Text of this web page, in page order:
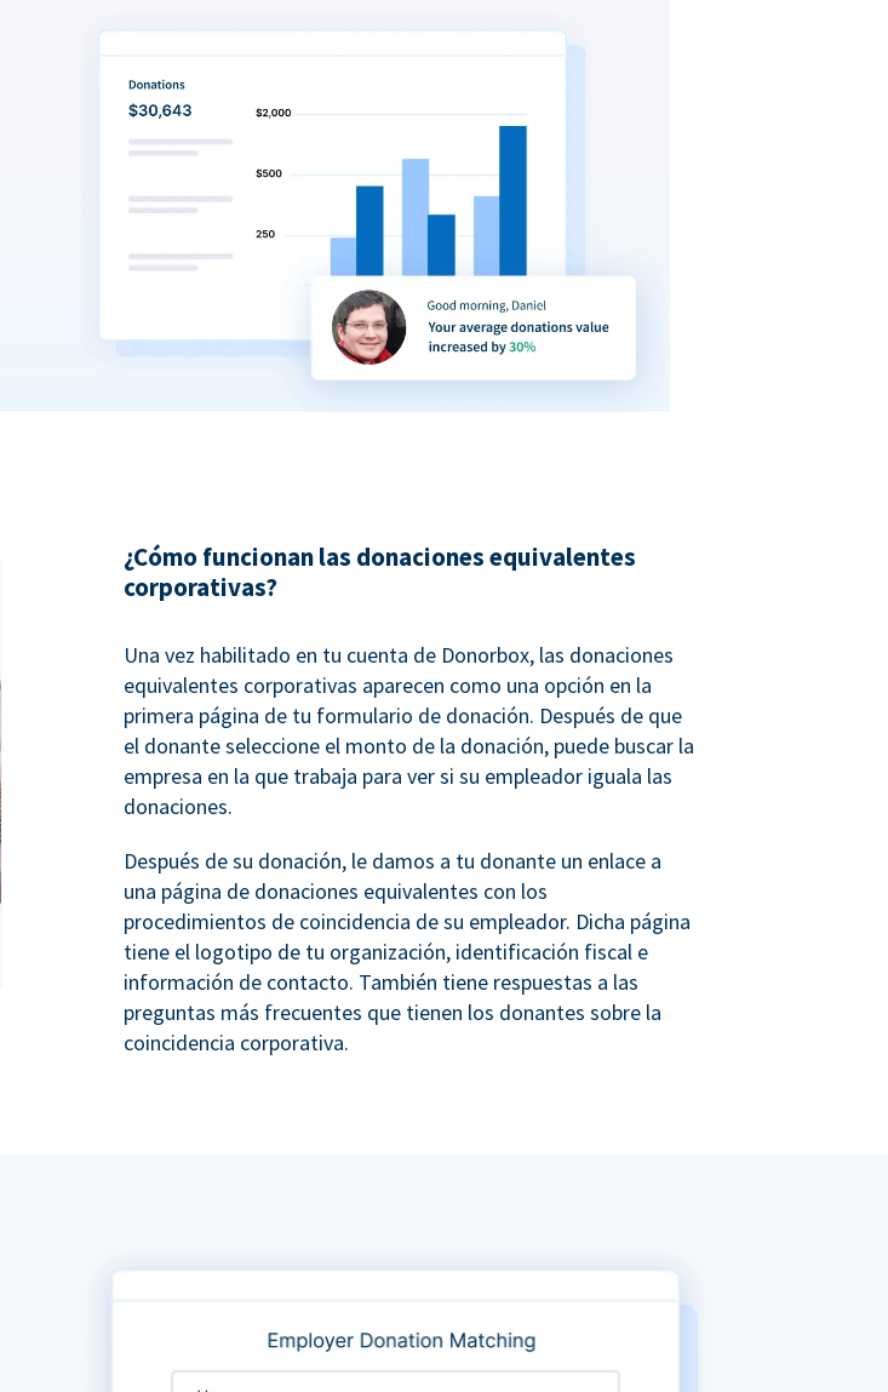
¿Cómo funcionan las donaciones equivalentes
corporativas?
Una vez habilitado en tu cuenta de Donorbox, las donaciones
equivalentes corporativas aparecen como una opción en la
primera página de tu formulario de donación. Después de que
el donante seleccione el monto de la donación, puede buscar la
empresa en la que trabaja para ver si su empleador iguala las
donaciones.
Después de su donación, le damos a tu donante un enlace a
una página de donaciones equivalentes con los
procedimientos de coincidencia de su empleador. Dicha página
tiene el logotipo de tu organización, identificación fiscal e
información de contacto. También tiene respuestas a las
preguntas más frecuentes que tienen los donantes sobre la
coincidencia corporativa.